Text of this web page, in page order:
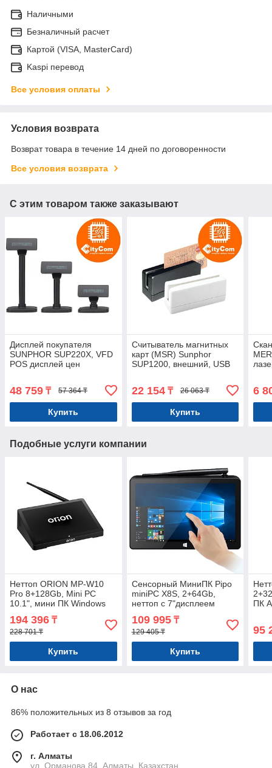
Наличными
Безналичный расчет
Картой (VISA, MasterCard)
Kaspi перевод
Все условия оплаты
Условия возврата
Возврат товара в течение 14 дней по договоренности
Все условия возврата
С этим товаром также заказывают
Дисплей покупателя
SUNPHOR SUP220X, VFD
POS дисплей цен
48 759 ₸ 57 364 ₸
Купить
Считыватель магнитных
карт (MSR) Sunphor
SUP1200, внешний, USB
22 154₸ 26 063 ₸
Купить
6
Подобные услуги компании
Неттоп ORION MP-W10
Pro 8+128Gb, Mini PC
10.1", мини ПК Windows
194 396 ₸
228 701 ₸
Купить
Сенсорный МиниПК Pipo
miniPC X8S, 2+64Gb,
неттоп с 7"дисплеем
109 995₸
129 405 ₸
Купить
ПК
95
О нас
86% положительных из 8 отзывов за год
Работает с 18.06.2012
г. Алматы
ул. Орманова 84, Алматы, Казахстан